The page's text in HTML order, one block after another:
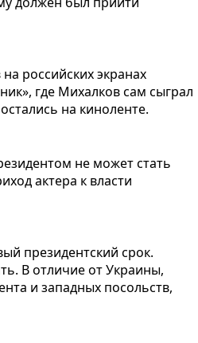
российских экранах
где Михалков сам сыграл
на киноленте.
не может стать
актера к власти
президентский срок.
В отличие от Украины,
и западных посольств,